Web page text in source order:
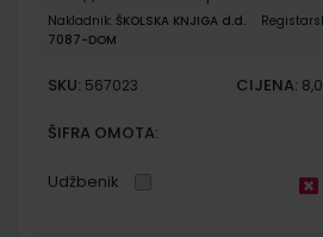
Nakladnik: ŠKOLSKA KNJIGA d.d.
7087-DOM
SKU: 567023 CIJENA:
ŠIFRA OMOTA:
Udžbenik